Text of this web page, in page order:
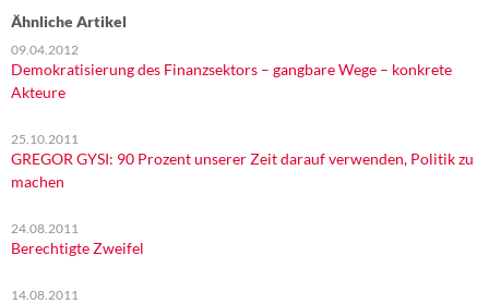
Ähnliche Artikel
09.04.2012
Demokratisierung des Finanzsektors – gangbare Wege – konkrete
Akteure
25.10.2011
GREGOR GYSI: 90 Prozent unserer Zeit darauf verwenden, Politik zu
machen
24.08.2011
Berechtigte Zweifel
14.08.2011